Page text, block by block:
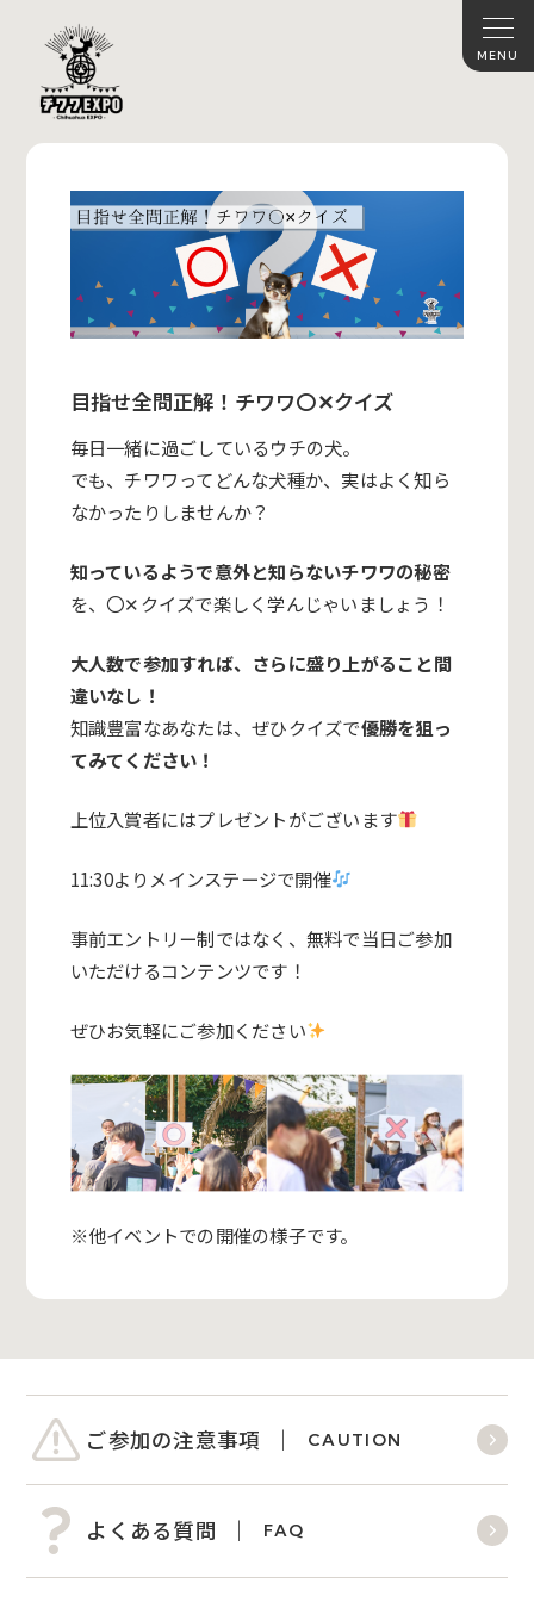
目指せ全問正解！チワワ〇✕クイズ
毎日一緒に過ごしているウチの犬。
でも、チワワってどんな犬種か、実はよく知ら
なかったりしませんか？
知っているようで意外と知らないチワワの秘密
を、〇✕クイズで楽しく学んじゃいましょう！
大人数で参加すれば、さらに盛り上がること間
違いなし！
知識豊富なあなたは、ぜひクイズで優勝を狙っ
てみてください！
上位入賞者にはプレゼントがございます
11:30よりメインステージで開催
事前エントリー制ではなく、無料で当日ご参加
いただけるコンテンツです！
ぜひお気軽にご参加ください
※他イベントでの開催の様子です。
ご参加の注意事項 CAUTION
よくある質問 FAQ